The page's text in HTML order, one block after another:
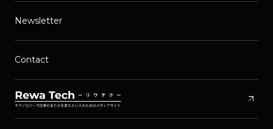
Newsletter
Contact
arrow_outward